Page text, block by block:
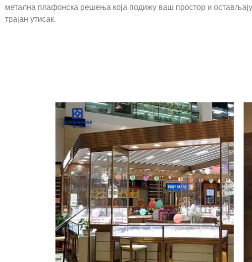
метална плафонска решења која подижу ваш простор и остављају
трајан утисак.